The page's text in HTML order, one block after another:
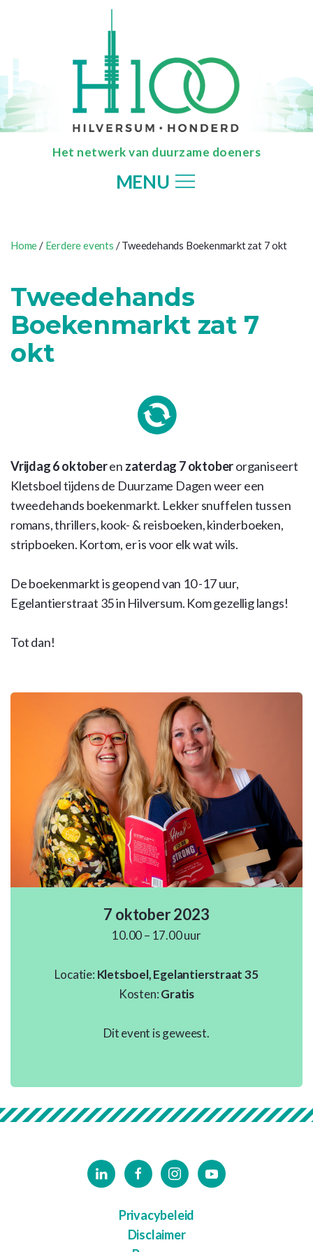
Het netwerk van duurzame doeners
MENU
Home/ Eerdere events / Tweedehands Boekenmarkt zat 7 okt
Tweedehands
Boekenmarkt zat 7
okt
Vrijdag 6 oktoberen zaterdag 7 oktoberorganiseert
Kletsboel tijdens de Duurzame Dagen weer een
tweedehands boekenmarkt. Lekker snuffelen tussen
romans, thrillers, kook- & reisboeken, kinderboeken,
stripboeken. Kortom, er is voor elk wat wils.
De boekenmarkt is geopend van 10 -17 uur,
Egelantierstraat 35 in Hilversum. Kom gezellig langs!
Tot dan!
7 oktober 2023
10.00 – 17.00 uur
Locatie: Kletsboel, Egelantierstraat 35
Kosten:Gratis
Dit event is geweest.
Privacybeleid
Disclaimer